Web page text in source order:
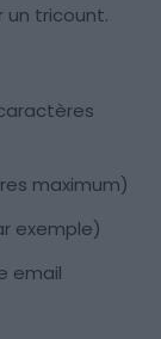
un tricount.
maximum)
exemple)
email